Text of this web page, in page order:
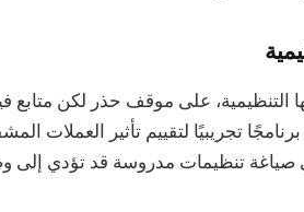
التنظيمية، على موقف حذر لكن متابع
بدأت الحكومة برنامجًا تجريبيًا لتقييم تأثير
صياغة تنظيمات مدروسة قد تؤدي إلى